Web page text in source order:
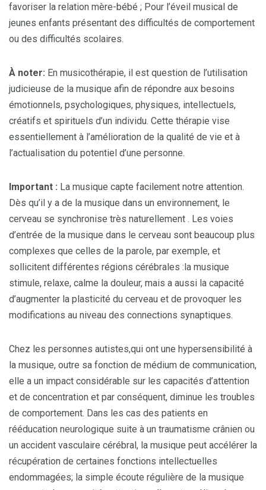
favoriser la relation mère-bébé ; Pour l’éveil musical de
jeunes enfants présentant des difficultés de comportement
ou des difficultés scolaires.
À noter: En musicothérapie, il est question de l’utilisation
judicieuse de la musique afin de répondre aux besoins
émotionnels, psychologiques, physiques, intellectuels,
créatifs et spirituels d’un individu. Cette thérapie vise
essentiellement à l’amélioration de la qualité de vie et à
l’actualisation du potentiel d’une personne.
Important : La musique capte facilement notre attention.
Dès qu’il y a de la musique dans un environnement, le
cerveau se synchronise très naturellement . Les voies
d’entrée de la musique dans le cerveau sont beaucoup plus
complexes que celles de la parole, par exemple, et
sollicitent différentes régions cérébrales :la musique
stimule, relaxe, calme la douleur, mais a aussi la capacité
d’augmenter la plasticité du cerveau et de provoquer les
modifications au niveau des connections synaptiques.
Chez les personnes autistes,qui ont une hypersensibilité à
la musique, outre sa fonction de médium de communication,
elle a un impact considérable sur les capacités d’attention
et de concentration et par conséquent, diminue les troubles
de comportement. Dans les cas des patients en
rééducation neurologique suite à un traumatisme crânien ou
un accident vasculaire cérébral, la musique peut accélérer la
récupération de certaines fonctions intellectuelles
endommagées; la simple écoute régulière de la musique